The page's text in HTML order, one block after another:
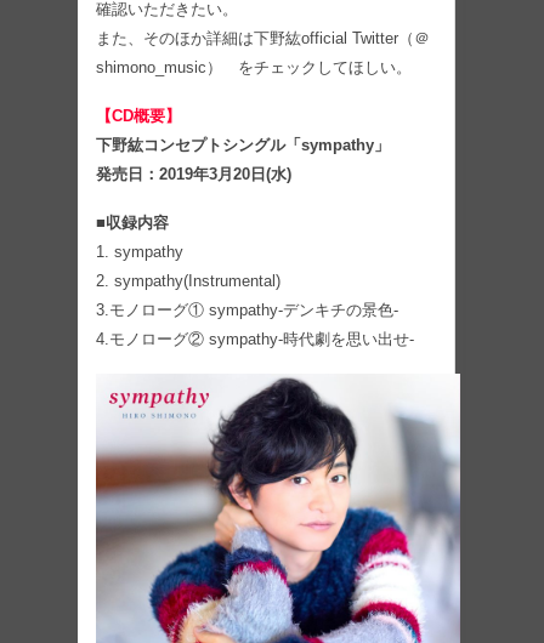
確認いただきたい。
また、そのほか詳細は下野紘official Twitter（＠
shimono_music） をチェックしてほしい。
【CD概要】
下野紘コンセプトシングル「sympathy」
発売日：2019年3月20日(水)
■収録内容
1. sympathy
2. sympathy(Instrumental)
3.モノローグ① sympathy-デンキチの景色-
4.モノローグ② sympathy-時代劇を思い出せ-